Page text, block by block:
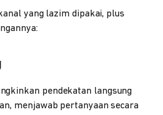
yang lazim dipakai, plus
pendekatan langsung
menjawab pertanyaan secara